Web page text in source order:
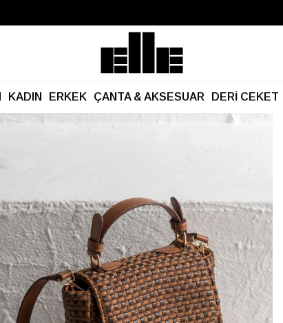
Kargo Ücretsiz!
KADIN ERKEK ÇANTA & AKSESUAR DERİ CEKET